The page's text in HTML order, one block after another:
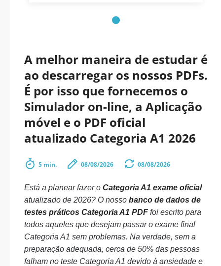
A melhor maneira de estudar é
ao descarregar os nossos PDFs.
É por isso que fornecemos o
Simulador on-line, a Aplicação
móvel e o PDF oficial
atualizado Categoria A1 2026
5 min. 08/08/2026 08/08/2026
Está a planear fazer o Categoria A1 exame oficial
atualizado de 2026? O nosso banco de dados de
testes práticos Categoria A1 PDF foi escrito para
todos aqueles que desejam passar o exame final
Categoria A1 sem problemas. Na verdade, sem a
preparação adequada, cerca de 50% das pessoas
falham no teste Categoria A1 devido à ansiedade e